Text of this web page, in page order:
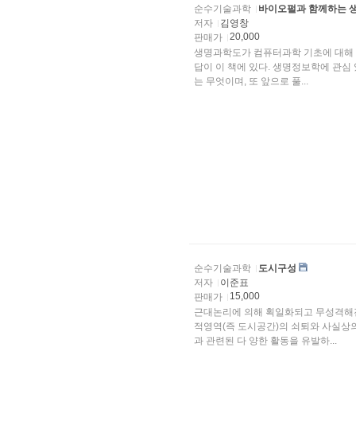
순수기술과학
바이오펄과 함께하는
저자
김영창
판매가
20,000
생명과학도가 컴퓨터과학 기초에 대
답이 이 책에 있다. 생명정보학에 관
는 무엇이며, 또 앞으로 풀...
순수기술과학
도시구성
저자
이준표
판매가
15,000
근대논리에 의해 획일화되고 무성격
적영역(즉 도시공간)의 쇠퇴와 사실
과 관련된 다 양한 활동을 유발하...